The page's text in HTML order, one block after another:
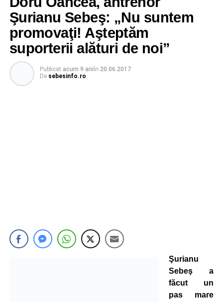
Şurianu Sebeş: „Nu suntem
promovaţi! Aşteptăm
suporterii alături de noi”
Publicat acum 9 aniîn 20.06.2017
De sebesinfo.ro
Şurianu
Sebeş a
făcut un
pas mare